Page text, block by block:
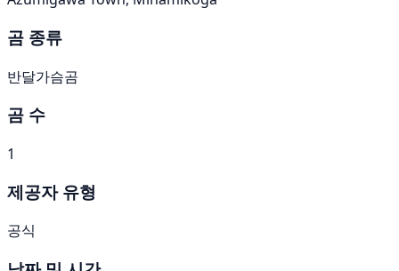
곰 종류
반달가슴곰
곰 수
1
제공자 유형
공식